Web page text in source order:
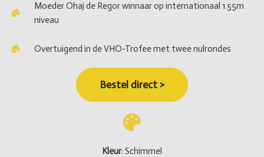
Moeder Ohaj de Regor winnaar op internationaal 1.55m
niveau
Overtuigend in de VHO-Trofee met twee nulrondes
Bestel direct >
Kleur: Schimmel